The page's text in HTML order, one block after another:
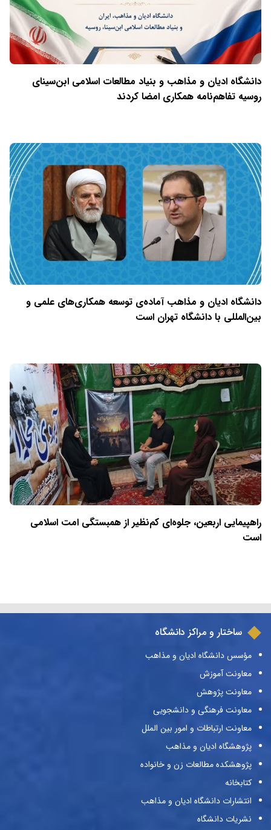
دانشگاه ادیان و مذاهب و بنیاد مطالعات اسلامی ابن‌سینای
روسیه تفاهم‌نامه همکاری امضا کردند
دانشگاه ادیان و مذاهب آماده‌ی توسعه همکاری‌های علمی و
بین‌المللی با دانشگاه تهران است
راهپیمایی اربعین، جلوه‌ای کم‌نظیر از همبستگی امت اسلامی
است
ساختار و مراکز دانشگاه
مؤسس دانشگاه ادیان و مذاهب
معاونت آموزش
معاونت پژوهش
معاونت فرهنگی و دانشجویی
معاونت ارتباطات و امور بین الملل
پژوهشگاه ادیان و مذاهب
پژوهشکده مطالعات زن و خانواده
کتابخانه
انتشارات دانشگاه ادیان و مذاهب
نشریات دانشگاه